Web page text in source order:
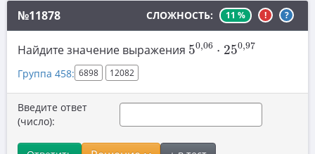
4. Классическое определение вероятности
5. Теория вероятностей
6. Уравнения
7. Нахождение значений выражений
7.1. Рациональные выражения
7.2. Выражения со степенями
№11878 СЛОЖНОСТЬ: 11 % ! ?
Найдите значение выражения 50,06 ⋅ 250,97
50,06 ⋅250,97
Группа 458: 6898 12082
Введите ответ
(число):